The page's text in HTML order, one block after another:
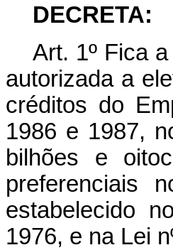
DECRETA:
Art. 1º Fica
autorizada a
créditos do
1986 e 1987,
bilhões e
preferenciais
estabelecido
1976, e na Lei